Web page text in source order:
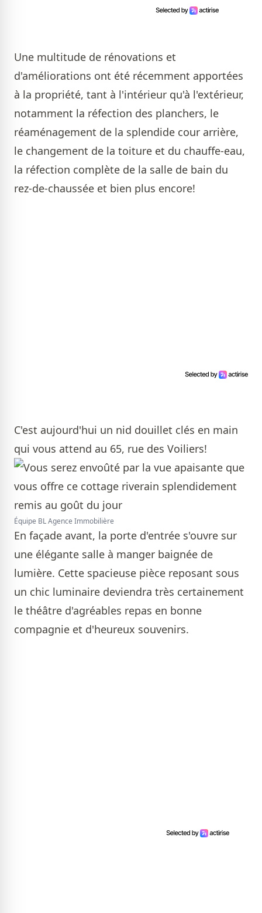
Une multitude de rénovations et
d'améliorations ont été récemment apportées
à la propriété, tant à l'intérieur qu'à l'extérieur,
notamment la réfection des planchers, le
réaménagement de la splendide cour arrière,
le changement de la toiture et du chauffe-eau,
la réfection complète de la salle de bain du
rez-de-chaussée et bien plus encore!
C'est aujourd'hui un nid douillet clés en main
qui vous attend au 65, rue des Voiliers!
Équipe BL Agence Immobilière
En façade avant, la porte d'entrée s'ouvre sur
une élégante salle à manger baignée de
lumière. Cette spacieuse pièce reposant sous
un chic luminaire deviendra très certainement
le théâtre d'agréables repas en bonne
compagnie et d'heureux souvenirs.